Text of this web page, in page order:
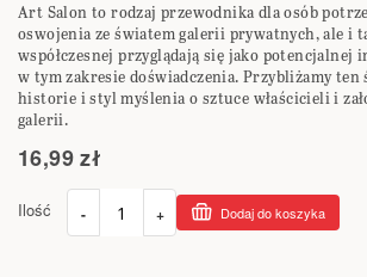
Art Salon to rodzaj przewodnika dla osób
oswojenia ze światem galerii prywatnych, ale i
współczesnej przyglądają się jako potencjalnej
w tym zakresie doświadczenia. Przybliżamy ten
historie i styl myślenia o sztuce właścicieli i
galerii.
16,99 zł
Ilość - + Dodaj do koszyka